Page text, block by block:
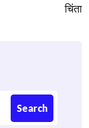
चिंता
Search